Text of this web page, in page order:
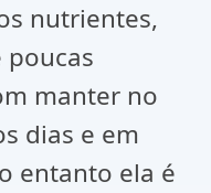
nutrientes,
manter no
dias e em
entanto ela é